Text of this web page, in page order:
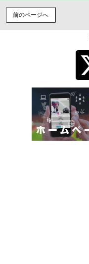
前のページへ